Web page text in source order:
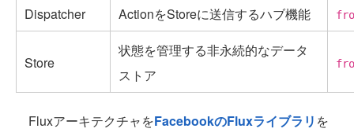
Dispatcher ActionをStoreに送信するハブ機能
Store
状態を管理する非永続的なデータ
ストア
FluxアーキテクチャをFacebookのFluxライブラリ を